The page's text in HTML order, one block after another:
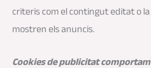
criteris com el contingut editat o
mostren els anuncis.
Cookies de publicitat